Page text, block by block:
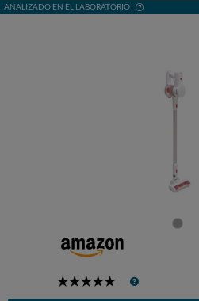
ANALIZADO EN EL LABORATORIO
5